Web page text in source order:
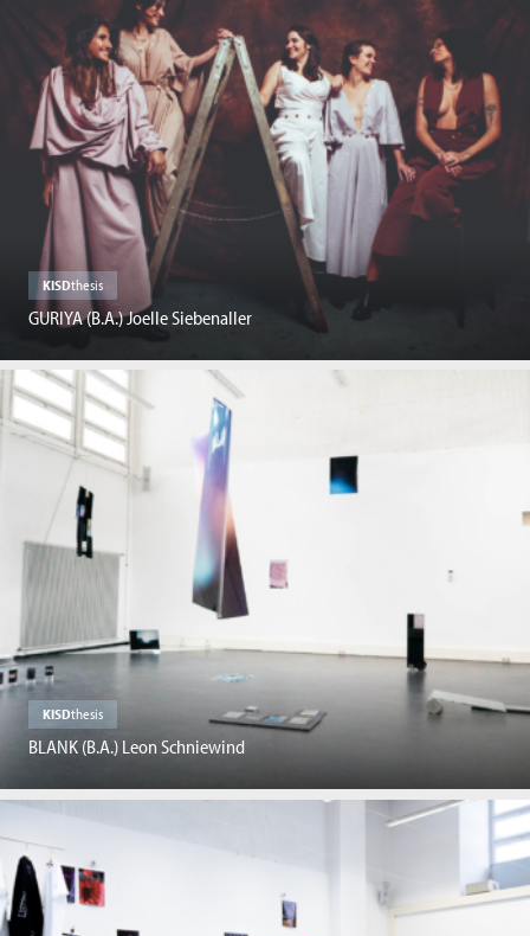
KISDthesis
GURIYA (B.A.) Joelle Siebenaller
KISDthesis
BLANK (B.A.) Leon Schniewind